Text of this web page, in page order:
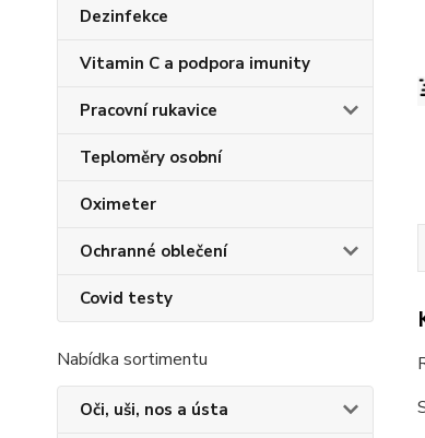
Dezinfekce
Vitamin C a podpora imunity
Pracovní rukavice
Teploměry osobní
Oximeter
Ochranné oblečení
Covid testy
Nabídka sortimentu
Oči, uši, nos a ústa